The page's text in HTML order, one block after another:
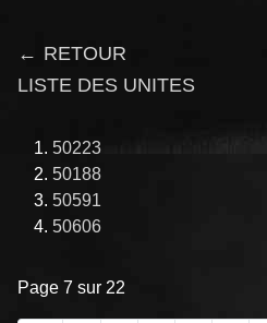
← RETOUR
LISTE DES UNITES
50223
50188
50591
50606
Page 7 sur 22